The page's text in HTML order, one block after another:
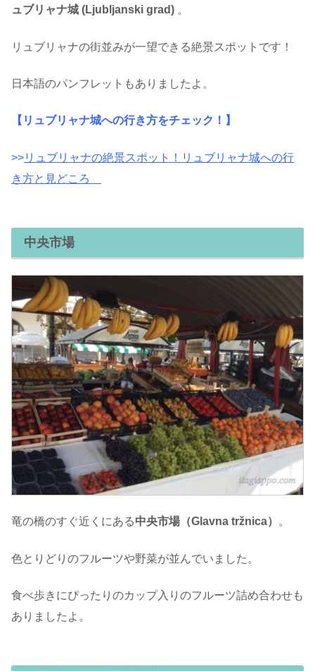
ュブリャナ城 (Ljubljanski grad) 。
リュブリャナの街並みが一望できる絶景スポットです！
日本語のパンフレットもありましたよ。
【リュブリャナ城への行き方をチェック！】
>>リュブリャナの絶景スポット！リュブリャナ城への行
き方と見どころ
中央市場
竜の橋のすぐ近くにある中央市場（Glavna tržnica） 。
色とりどりのフルーツや野菜が並んでいました。
食べ歩きにぴったりのカップ入りのフルーツ詰め合わせも
ありましたよ。